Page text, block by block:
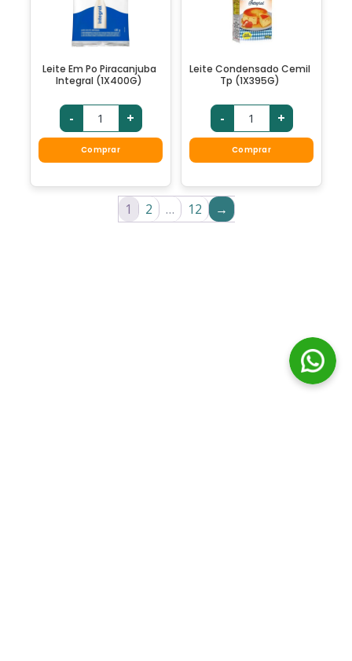
Leite Em Po Piracanjuba
Integral (1X400G)
- +
Comprar
Leite Condensado Cemil
Tp (1X395G)
- +
Comprar
1 2 … 12 →